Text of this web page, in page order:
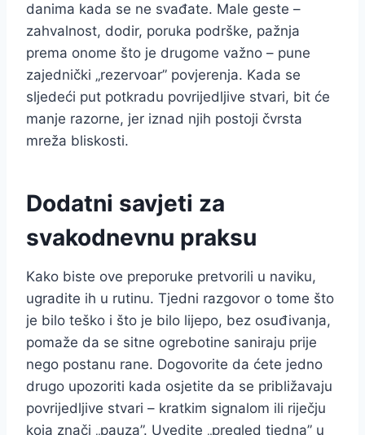
danima kada se ne svađate. Male geste –
zahvalnost, dodir, poruka podrške, pažnja
prema onome što je drugome važno – pune
zajednički „rezervoar” povjerenja. Kada se
sljedeći put potkradu povrijedljive stvari, bit će
manje razorne, jer iznad njih postoji čvrsta
mreža bliskosti.
Dodatni savjeti za
svakodnevnu praksu
Kako biste ove preporuke pretvorili u naviku,
ugradite ih u rutinu. Tjedni razgovor o tome što
je bilo teško i što je bilo lijepo, bez osuđivanja,
pomaže da se sitne ogrebotine saniraju prije
nego postanu rane. Dogovorite da ćete jedno
drugo upozoriti kada osjetite da se približavaju
povrijedljive stvari – kratkim signalom ili riječju
koja znači „pauza”. Uvedite „pregled tjedna” u